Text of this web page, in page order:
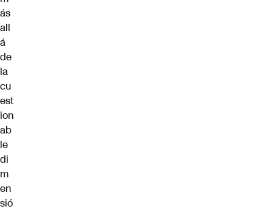
ás
all
á
de
la
cu
est
ion
ab
le
di
m
en
sió